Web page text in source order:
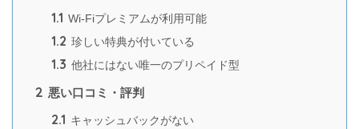
1.1 Wi-Fiプレミアムが利用可能
1.2 珍しい特典が付いている
1.3 他社にはない唯一のプリペイド型
2 悪い口コミ・評判
2.1 キャッシュバックがない